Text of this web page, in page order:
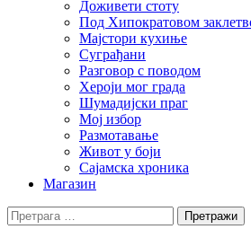
Доживети стоту
Под Хипократовом
Мајстори кухиње
Суграђани
Разговор с поводом
Хероји мог града
Шумадијски праг
Мој избор
Размотавање
Живот у боји
Сајамска хроника
Магазин
Претрага
за: